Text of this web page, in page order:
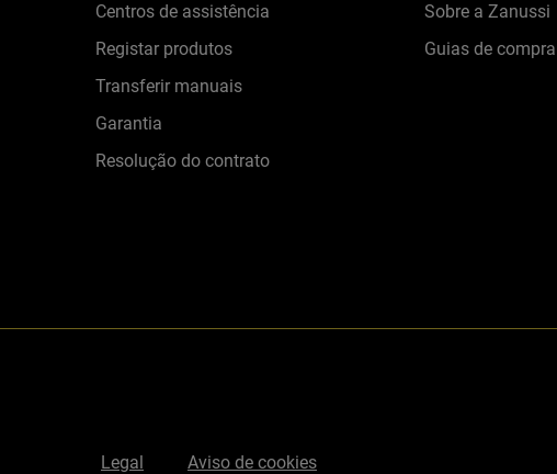
Centros de assistência
Registar produtos
Transferir manuais
Garantia
Resolução do contrato
Sobre a Zanussi
Guias de compra
Legal Aviso de cookies